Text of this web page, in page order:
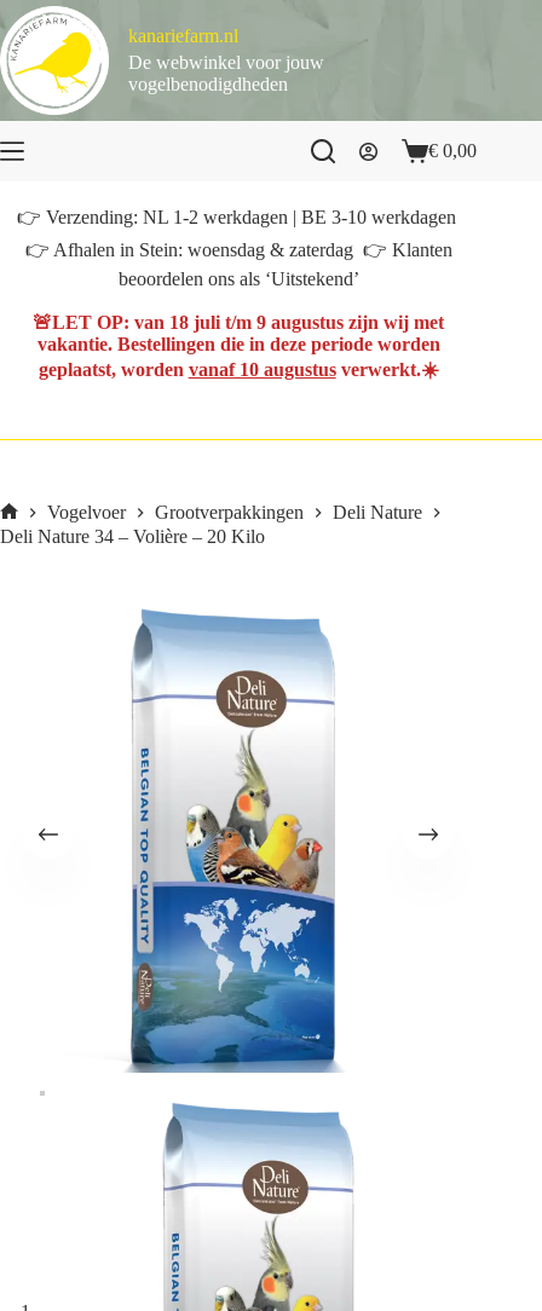
naar
de
inhoud
kanariefarm.nl
De webwinkel voor jouw
vogelbenodigdheden
Winkelwagen
€ 0,00
👉 Verzending: NL 1-2 werkdagen | BE 3-10 werkdagen
👉 Afhalen in Stein: woensdag & zaterdag 👉 Klanten
beoordelen ons als ‘Uitstekend’
🚨LET OP: van 18 juli t/m 9 augustus zijn wij met
vakantie. Bestellingen die in deze periode worden
geplaatst, worden vanaf 10 augustusverwerkt.☀️
Home
Vogelvoer Grootverpakkingen
Deli Nature
Deli Nature 34 – Volière – 20 Kilo